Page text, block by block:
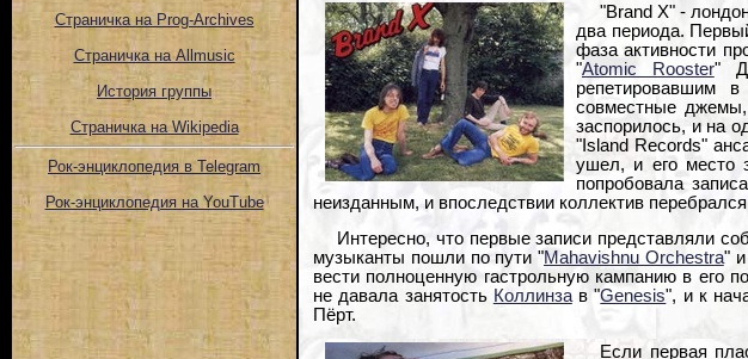
Страничка на Prog-Archives
Страничка на Allmusic
История группы
Страничка на Wikipedia
Рок-энциклопедия в Telegram
Рок-энциклопедия на YouTube
"Brand X" -
два периода.
фаза активности
"Atomic Rooster"
репетировавшим
совместные джемы,
заспорилось, и на
"Island Records"
ушел, и его место
попробовала
неизданным, и впоследствии коллектив
Интересно, что первые записи представляли
музыканты пошли по пути "Mahavishnu Orchestra"
вести полноценную гастрольную кампанию в его
не давала занятость Коллинзав "Genesis", и к
Пёрт.
Если первая